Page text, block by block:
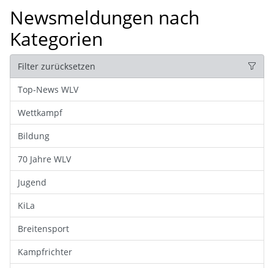
Newsmeldungen nach
Kategorien
Filter zurücksetzen
Top-News WLV
Wettkampf
Bildung
70 Jahre WLV
Jugend
KiLa
Breitensport
Kampfrichter